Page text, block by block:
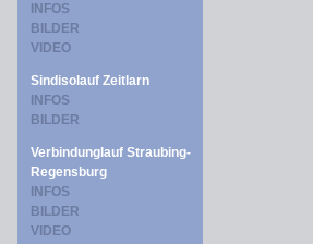
INFOS
BILDER
VIDEO
Sindisolauf Zeitlarn
INFOS
BILDER
Verbindunglauf Straubing-
Regensburg
INFOS
BILDER
VIDEO